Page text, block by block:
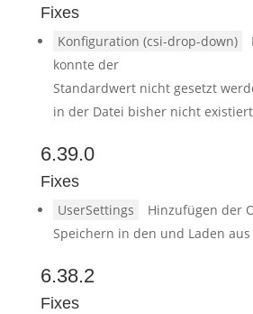
Fixes
Konfiguration (csi-drop-down)
konnte der
Standardwert nicht gesetzt
in der Datei bisher nicht
6.39.0
Fixes
UserSettings
Hinzufügen der
Speichern in den und Laden
6.38.2
Fixes